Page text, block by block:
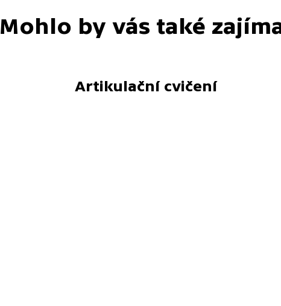
Mohlo by vás také
Artikulační cvičení